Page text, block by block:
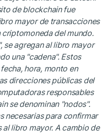
de blockchain fue
mayor de transacciones
del mundo.
se agregan al libro mayor
una "cadena". Estos
hora, monto en
direcciones públicas del
responsables
se denominan "nodos".
necesarias para confirmar
libro mayor. A cambio de